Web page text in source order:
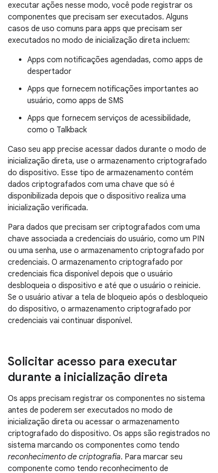
executar ações nesse modo, você pode registrar os
componentes que precisam ser executados. Alguns
casos de uso comuns para apps que precisam ser
executados no modo de inicialização direta incluem:
Apps com notificações agendadas, como apps de
despertador
Apps que fornecem notificações importantes ao
usuário, como apps de SMS
Apps que fornecem serviços de acessibilidade,
como o Talkback
Caso seu app precise acessar dados durante o modo de
inicialização direta, use o armazenamento criptografado
do dispositivo. Esse tipo de armazenamento contém
dados criptografados com uma chave que só é
disponibilizada depois que o dispositivo realiza uma
inicialização verificada.
Para dados que precisam ser criptografados com uma
chave associada a credenciais do usuário, como um PIN
ou uma senha, use o armazenamento criptografado por
credenciais. O armazenamento criptografado por
credenciais fica disponível depois que o usuário
desbloqueia o dispositivo e até que o usuário o reinicie.
Se o usuário ativar a tela de bloqueio após o desbloqueio
do dispositivo, o armazenamento criptografado por
credenciais vai continuar disponível.
Solicitar acesso para executar
durante a inicialização direta
Os apps precisam registrar os componentes no sistema
antes de poderem ser executados no modo de
inicialização direta ou acessar o armazenamento
criptografado do dispositivo. Os apps são registrados no
sistema marcando os componentes como tendo
reconhecimento de criptografia. Para marcar seu
componente como tendo reconhecimento de